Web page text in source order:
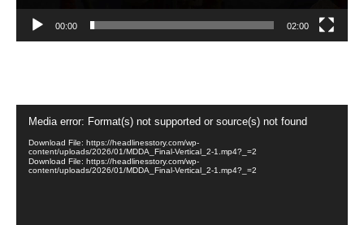
00:00 02:00
Player
Media error: Format(s) not supported or source(s) not found
Download File: https://headlinesstory.com/wp-
content/uploads/2026/01/MDDA_Final-Vertical_2-1.mp4?_=2
Download File: https://headlinesstory.com/wp-
content/uploads/2026/01/MDDA_Final-Vertical_2-1.mp4?_=2